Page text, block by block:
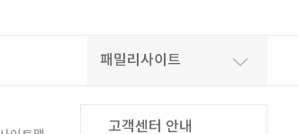
패밀리사이트
고객센터 안내